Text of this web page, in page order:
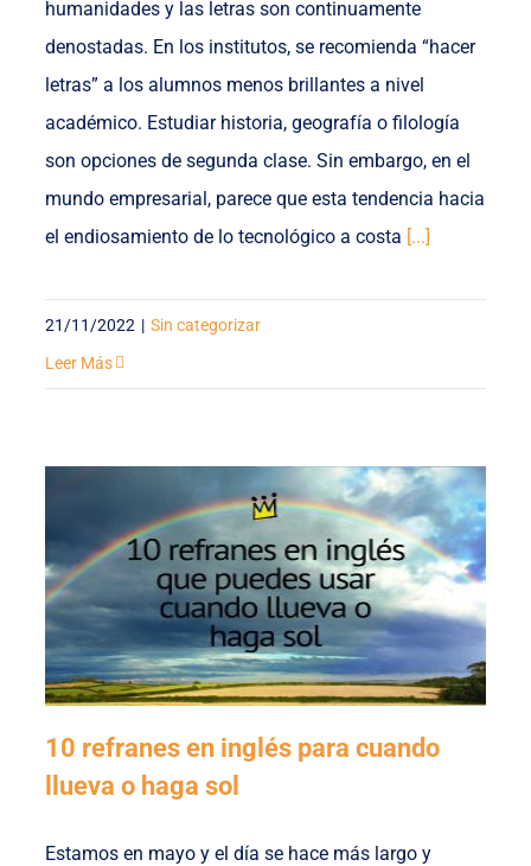
humanidades y las letras son continuamente
denostadas. En los institutos, se recomienda “hacer
letras” a los alumnos menos brillantes a nivel
académico. Estudiar historia, geografía o filología
son opciones de segunda clase. Sin embargo, en el
mundo empresarial, parece que esta tendencia hacia
el endiosamiento de lo tecnológico a costa [...]
21/11/2022 | Sin categorizar
Leer Más
10 refranes en inglés para cuando
llueva o haga sol
Estamos en mayo y el día se hace más largo y